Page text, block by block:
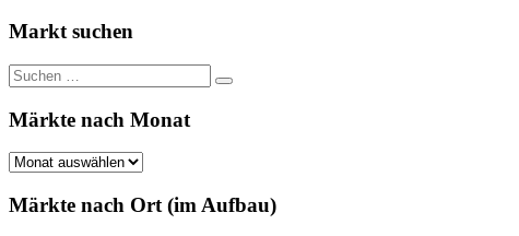
Markt suchen
Suchen
nach:
Suchen
Märkte nach Monat
Märkte
Monat
Märkte nach Ort (im Aufbau)